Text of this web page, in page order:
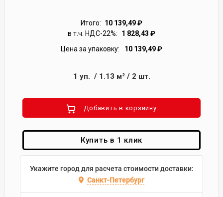
Итого: 10 139,49₽
в т.ч. НДС-22%:
1 828,43 ₽
Цена за упаковку:
10 139,49₽
1 уп. / 1.13 м²/ 2 шт.
Добавить в корзиину
Купить в 1 клик
Укажите город для расчета стоимости доставки:
Санкт-Петербург